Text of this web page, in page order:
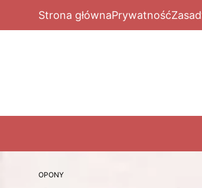
Strona głównaPrywatność
OPONY